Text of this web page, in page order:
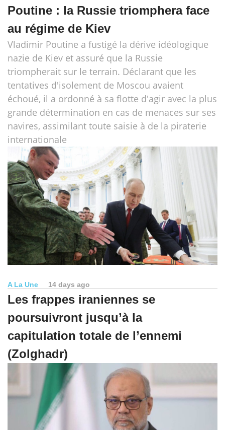
Poutine : la Russie triomphera face
au régime de Kiev
Vladimir Poutine a fustigé la dérive idéologique
nazie de Kiev et assuré que la Russie
triompherait sur le terrain. Déclarant que les
tentatives d'isolement de Moscou avaient
échoué, il a ordonné à sa flotte d'agir avec la plus
grande détermination en cas de menaces sur ses
navires, assimilant toute saisie à de la piraterie
internationale
A La Une 14 days ago
Les frappes iraniennes se
poursuivront jusqu’à la
capitulation totale de l’ennemi
(Zolghadr)